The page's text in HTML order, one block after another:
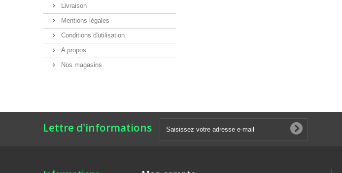
Livraison
Mentions légales
Conditions d'utilisation
A propos
Nos magasins
Lettre d'informations